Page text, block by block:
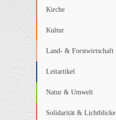
Kirche
Kultur
Land- & Forstwirtschaft
Leitartikel
Natur & Umwelt
Solidarität & Lichtblicke